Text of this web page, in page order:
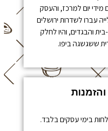
מידי יום למרכז, והעסק
עברו לשדרות ירושלים
והבגדים, והיו לחלק
ששגשגה ביפו.
בימי עסקים בלבד.